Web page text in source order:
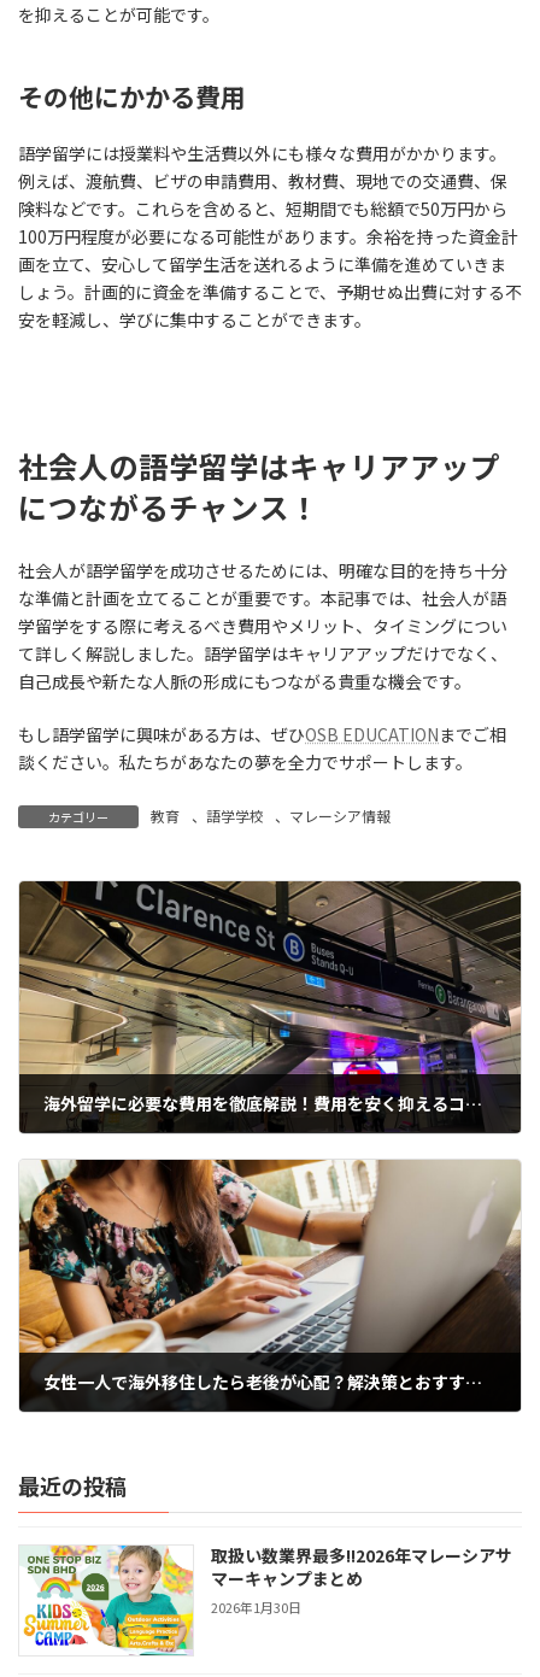
を抑えることが可能です。
その他にかかる費用
語学留学には授業料や生活費以外にも様々な費用がかかります。
例えば、渡航費、ビザの申請費用、教材費、現地での交通費、保
険料などです。これらを含めると、短期間でも総額で50万円から
100万円程度が必要になる可能性があります。余裕を持った資金計
画を立て、安心して留学生活を送れるように準備を進めていきま
しょう。計画的に資金を準備することで、予期せぬ出費に対する不
安を軽減し、学びに集中することができます。
社会人の語学留学はキャリアアップ
につながるチャンス！
社会人が語学留学を成功させるためには、明確な目的を持ち十分
な準備と計画を立てることが重要です。本記事では、社会人が語
学留学をする際に考えるべき費用やメリット、タイミングについ
て詳しく解説しました。語学留学はキャリアアップだけでなく、
自己成長や新たな人脈の形成にもつながる貴重な機会です。
もし語学留学に興味がある方は、ぜひOSB EDUCATIONまでご相
談ください。私たちがあなたの夢を全力でサポートします。
カテゴリー 教育 、 語学学校 、 マレーシア情報
海外留学に必要な費用を徹底解説！費用を安く抑えるコツや注意点もご紹介
女性一人で海外移住したら老後が心配？解決策とおすすめの国を紹介
最近の投稿
取扱い数業界最多!!2026年マレーシアサ
マーキャンプまとめ
2026年1月30日